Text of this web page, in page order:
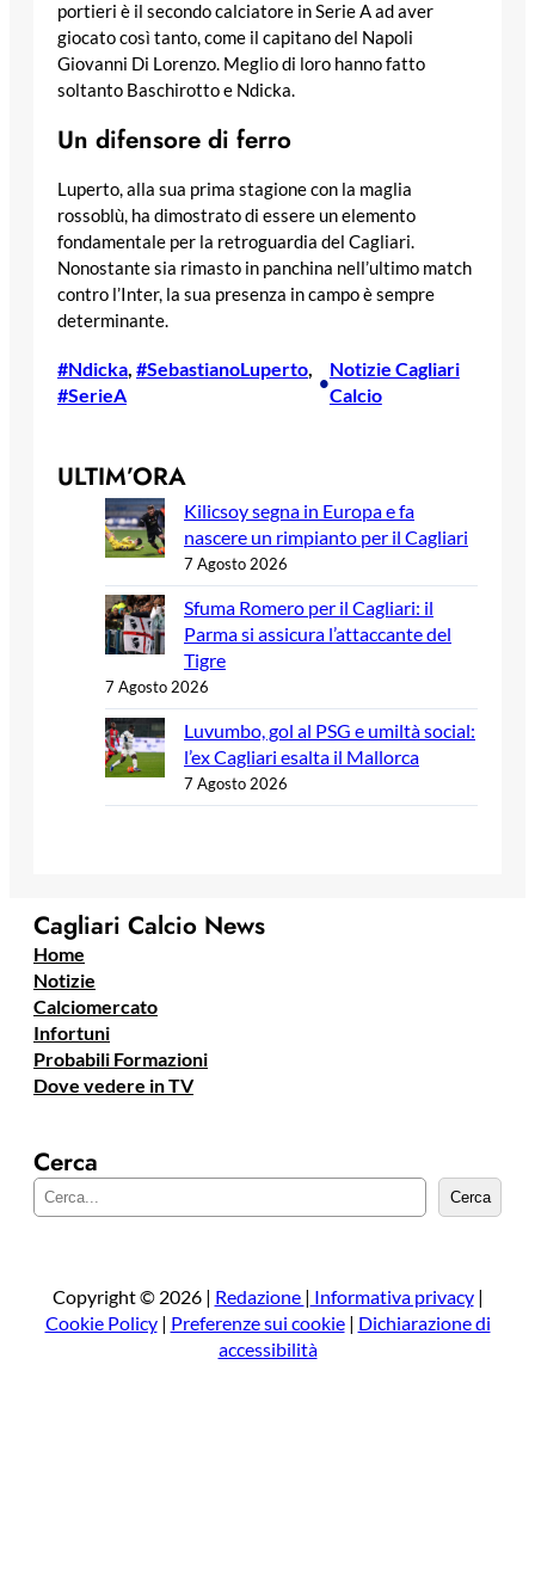
portieri è il secondo calciatore in Serie A ad aver
giocato così tanto, come il capitano del Napoli
Giovanni Di Lorenzo. Meglio di loro hanno fatto
soltanto Baschirotto e Ndicka.
Un difensore di ferro
Luperto, alla sua prima stagione con la maglia
rossoblù, ha dimostrato di essere un elemento
fondamentale per la retroguardia del Cagliari.
Nonostante sia rimasto in panchina nell’ultimo match
contro l’Inter, la sua presenza in campo è sempre
determinante.
#Ndicka, #SebastianoLuperto
#SerieA
•
Notizie Cagliari
Calcio
ULTIM’ORA
Kilicsoy segna in Europa e fa
nascere un rimpianto per il Cagliari
7 Agosto 2026
Sfuma Romero per il Cagliari: il
Parma si assicura l’attaccante del
Tigre
7 Agosto 2026
Luvumbo, gol al PSG e umiltà social:
l’ex Cagliari esalta il Mallorca
7 Agosto 2026
Cagliari Calcio News
Home
Notizie
Calciomercato
Infortuni
Probabili Formazioni
Dove vedere in TV
Cerca
e
a
Cerca
Copyright © 2026 | Redazione | Informativa privacy|
Cookie Policy| Preferenze sui cookie| Dichiarazione di
accessibilità